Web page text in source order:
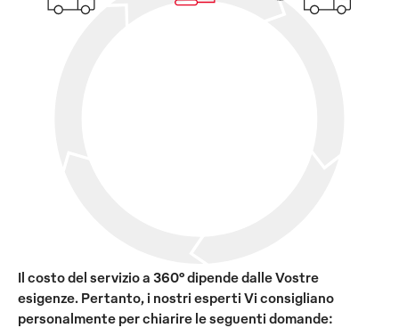
Il costo del servizio a 360° dipende dalle Vostre
esigenze. Pertanto, i nostri esperti Vi consigliano
personalmente per chiarire le seguenti domande: